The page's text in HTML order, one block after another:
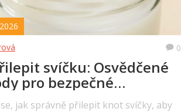
0
svíčku: Osvědčené
pro bezpečné
knotu
jak správně přilepit knot svíčky, aby